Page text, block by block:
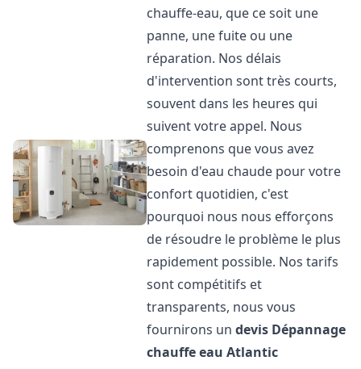
chauffe-eau, que ce soit une
panne, une fuite ou une
réparation. Nos délais
d'intervention sont très courts,
souvent dans les heures qui
suivent votre appel. Nous
comprenons que vous avez
besoin d'eau chaude pour votre
confort quotidien, c'est
pourquoi nous nous efforçons
de résoudre le problème le plus
rapidement possible. Nos tarifs
sont compétitifs et
transparents, nous vous
fournirons undevis Dépannage
chauffe eau Atlantic